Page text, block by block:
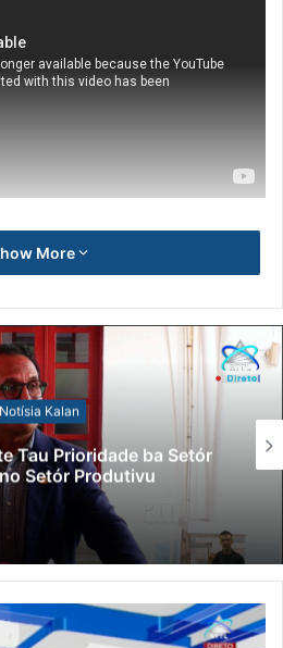
More
Notísia Kalan
Ajuda Autoridade
Autór Kriminozu ho
Iha Estranjeiru